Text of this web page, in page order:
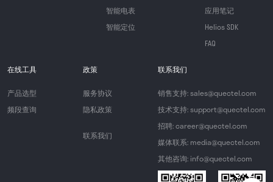
智能电表
智能定位
应用笔记
Helios SDK
FAQ
在线工具
产品选型
频段查询
政策
服务协议
隐私政策
联系我们
联系我们
销售支持: sales@quectel.com
技术支持: support@quectel.com
招聘: career@quectel.com
媒体联系: media@quectel.com
其他咨询: info@quectel.com